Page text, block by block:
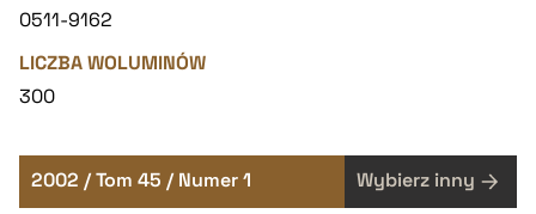
0511-9162
LICZBA WOLUMINÓW
300
2002 / Tom 45 / Numer 1 Wybierz inny